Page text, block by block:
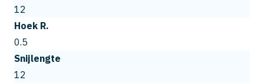
12
Hoek R.
0.5
Snijlengte
12